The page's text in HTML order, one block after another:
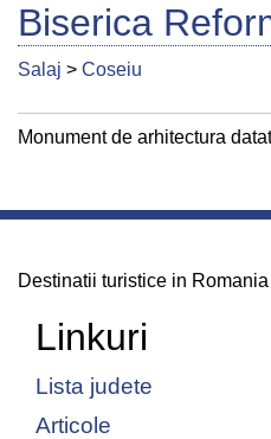
Biserica
Salaj > Coseiu
Monument de arhitectura
Destinatii turistice in Romania
Linkuri
Lista judete
Articole